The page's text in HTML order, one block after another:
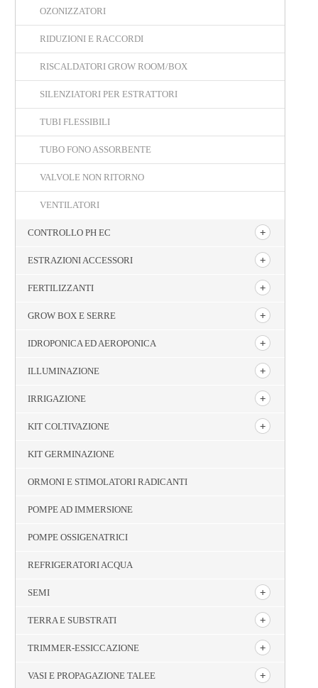
OZONIZZATORI
RIDUZIONI E RACCORDI
RISCALDATORI GROW ROOM/BOX
SILENZIATORI PER ESTRATTORI
TUBI FLESSIBILI
TUBO FONO ASSORBENTE
VALVOLE NON RITORNO
VENTILATORI
CONTROLLO PH EC
ESTRAZIONI ACCESSORI
FERTILIZZANTI
GROW BOX E SERRE
IDROPONICA ED AEROPONICA
ILLUMINAZIONE
IRRIGAZIONE
KIT COLTIVAZIONE
KIT GERMINAZIONE
ORMONI E STIMOLATORI RADICANTI
POMPE AD IMMERSIONE
POMPE OSSIGENATRICI
REFRIGERATORI ACQUA
SEMI
TERRA E SUBSTRATI
TRIMMER-ESSICCAZIONE
VASI E PROPAGAZIONE TALEE